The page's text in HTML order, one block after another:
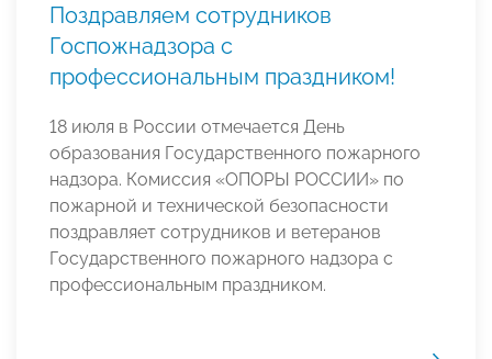
Поздравляем сотрудников
Госпожнадзора с
профессиональным праздником!
18 июля в России отмечается День
образования Государственного пожарного
надзора. Комиссия «ОПОРЫ РОССИИ» по
пожарной и технической безопасности
поздравляет сотрудников и ветеранов
Государственного пожарного надзора с
профессиональным праздником.